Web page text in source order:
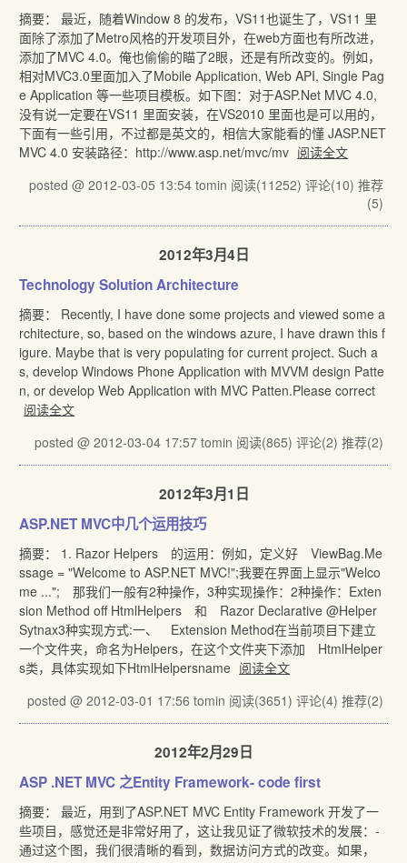
摘要： 最近，随着Window 8 的发布，VS11也诞生了，VS11 里
面除了添加了Metro风格的开发项目外，在web方面也有所改进，
添加了MVC 4.0。俺也偷偷的瞄了2眼，还是有所改变的。例如，
相对MVC3.0里面加入了Mobile Application, Web API, Single Pag
e Application 等一些项目模板。如下图：对于ASP.Net MVC 4.0,
没有说一定要在VS11 里面安装，在VS2010 里面也是可以用的，
下面有一些引用，不过都是英文的，相信大家能看的懂 JASP.NET
MVC 4.0 安装路径：http://www.asp.net/mvc/mv 阅读全文
posted @ 2012-03-05 13:54 tomin 阅读(11252) 评论(10) 推荐
(5)
2012年3月4日
Technology Solution Architecture
摘要： Recently, I have done some projects and viewed some a
rchitecture, so, based on the windows azure, I have drawn this f
igure. Maybe that is very populating for current project. Such a
s, develop Windows Phone Application with MVVM design Patte
n, or develop Web Application with MVC Patten.Please correct
阅读全文
posted @ 2012-03-04 17:57 tomin 阅读(865) 评论(2) 推荐(2)
2012年3月1日
ASP.NET MVC中几个运用技巧
摘要： 1. Razor Helpers 的运用：例如，定义好 ViewBag.Me
ssage = "Welcome to ASP.NET MVC!";我要在界面上显示"Welco
me ..."; 那我们一般有2种操作，3种实现操作：2种操作：Exten
sion Method off HtmlHelpers 和 Razor Declarative @Helper
Sytnax3种实现方式:一、 Extension Method在当前项目下建立
一个文件夹，命名为Helpers，在这个文件夹下添加 HtmlHelper
s类，具体实现如下HtmlHelpersname 阅读全文
posted @ 2012-03-01 17:56 tomin 阅读(3651) 评论(4) 推荐(2)
2012年2月29日
ASP .NET MVC 之Entity Framework- code first
摘要： 最近，用到了ASP.NET MVC Entity Framework 开发了一
些项目，感觉还是非常好用了，这让我见证了微软技术的发展：-
通过这个图，我们很清晰的看到，数据访问方式的改变。如果，